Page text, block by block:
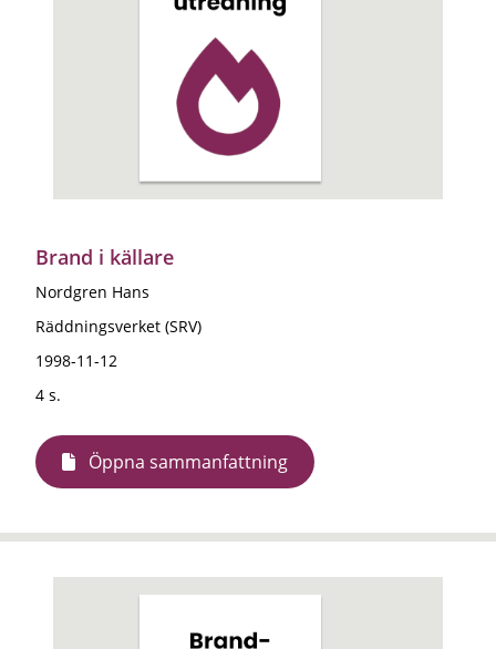
Brand i källare
Nordgren Hans
Räddningsverket (SRV)
1998-11-12
4 s.
Öppna sammanfattning